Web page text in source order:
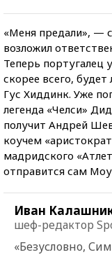
«Меня предали», —
возложил
Теперь португалец
скорее всего,
Гус Хиддинк. Уже
легенда «Челси»
получит Андрей
коучем
мадридского
отправится сам
Иван
шеф-редактор
«Безусловно,